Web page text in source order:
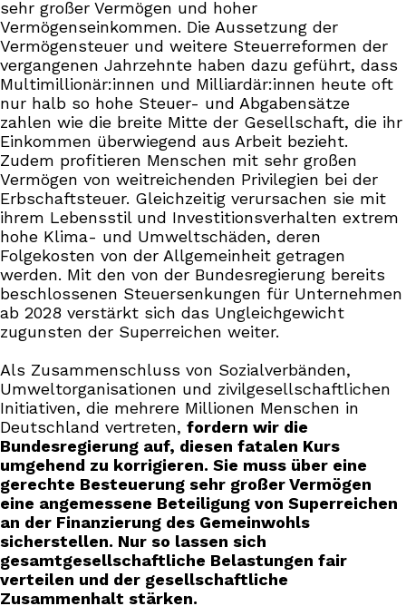
sehr großer Vermögen und hoher
Vermögenseinkommen. Die Aussetzung der
Vermögensteuer und weitere Steuerreformen der
vergangenen Jahrzehnte haben dazu geführt, dass
Multimillionär:innen und Milliardär:innen heute oft
nur halb so hohe Steuer- und Abgabensätze
zahlen wie die breite Mitte der Gesellschaft, die ihr
Einkommen überwiegend aus Arbeit bezieht.
Zudem profitieren Menschen mit sehr großen
Vermögen von weitreichenden Privilegien bei der
Erbschaftsteuer. Gleichzeitig verursachen sie mit
ihrem Lebensstil und Investitionsverhalten extrem
hohe Klima- und Umweltschäden, deren
Folgekosten von der Allgemeinheit getragen
werden. Mit den von der Bundesregierung bereits
beschlossenen Steuersenkungen für Unternehmen
ab 2028 verstärkt sich das Ungleichgewicht
zugunsten der Superreichen weiter.
Als Zusammenschluss von Sozialverbänden,
Umweltorganisationen und zivilgesellschaftlichen
Initiativen, die mehrere Millionen Menschen in
Deutschland vertreten, fordern wir die
Bundesregierung auf, diesen fatalen Kurs
umgehend zu korrigieren. Sie muss über eine
gerechte Besteuerung sehr großer Vermögen
eine angemessene Beteiligung von Superreichen
an der Finanzierung des Gemeinwohls
sicherstellen. Nur so lassen sich
gesamtgesellschaftliche Belastungen fair
verteilen und der gesellschaftliche
Zusammenhalt stärken.